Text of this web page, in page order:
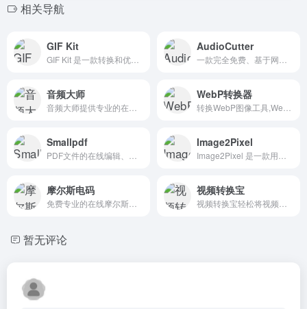
相关导航
GIF Kit AudioCutter
音频大师 WebP转换器
Smallpdf Image2Pixel
摩尔斯电码 视频转换宝
暂无评论